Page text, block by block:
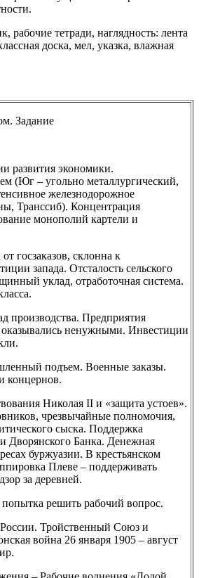
рабочие тетради, наглядность: лента
доска, мел, указка, влажная
Задание
развития экономики.
(Юг – угольно металлургический,
железнодорожное
Транссиб). Концентрация
монополий картели и
госзаказов, склонна к
запада. Отсталость сельского
уклад, отработочная система.
производства. Предприятия
оказывались ненужными. Инвестиции
подъем. Военные заказы.
концернов.
Николая II и «защита устоев».
чрезвычайные полномочия,
сыска. Поддержка
Дворянского Банка. Денежная
буржуазии. В крестьянском
Плеве – поддерживать
за деревней.
решить рабочий вопрос.
Тройственный Союз и
война 26 января 1905 – август